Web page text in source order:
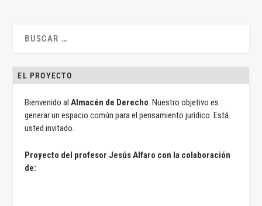
EL PROYECTO
Bienvenido alAlmacén de Derecho. Nuestro objetivo es
generar un espacio común para el pensamiento jurídico. Está
usted invitado.
Proyecto del profesor Jesús Alfaro con la colaboración
de: